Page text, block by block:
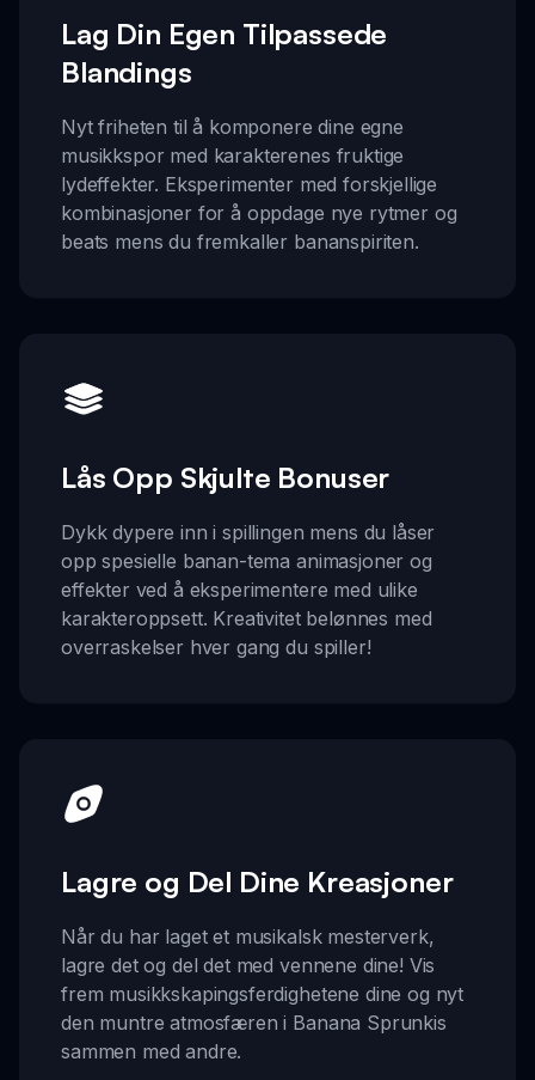
Lag Din Egen Tilpassede
Blandings
Nyt friheten til å komponere dine egne
musikkspor med karakterenes fruktige
lydeffekter. Eksperimenter med forskjellige
kombinasjoner for å oppdage nye rytmer og
beats mens du fremkaller bananspiriten.
Lås Opp Skjulte Bonuser
Dykk dypere inn i spillingen mens du låser
opp spesielle banan-tema animasjoner og
effekter ved å eksperimentere med ulike
karakteroppsett. Kreativitet belønnes med
overraskelser hver gang du spiller!
Lagre og Del Dine Kreasjoner
Når du har laget et musikalsk mesterverk,
lagre det og del det med vennene dine! Vis
frem musikkskapingsferdighetene dine og nyt
den muntre atmosfæren i Banana Sprunkis
sammen med andre.